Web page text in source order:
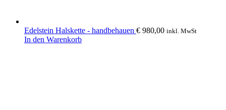
Edelstein Halskette - handbehauen € 980,00 inkl. MwSt
In den Warenkorb